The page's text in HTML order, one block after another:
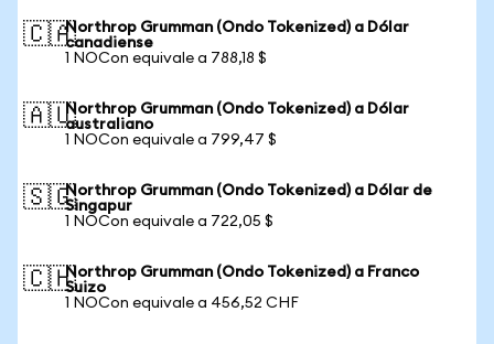
🇨🇦Northrop Grumman (Ondo Tokenized) a Dólar
canadiense
1 NOCon equivale a 788,18 $
🇦🇺Northrop Grumman (Ondo Tokenized) a Dólar
australiano
1 NOCon equivale a 799,47 $
🇸🇬Northrop Grumman (Ondo Tokenized) a Dólar de
Singapur
1 NOCon equivale a 722,05 $
🇨🇭Northrop Grumman (Ondo Tokenized) a Franco
Suizo
1 NOCon equivale a 456,52 CHF